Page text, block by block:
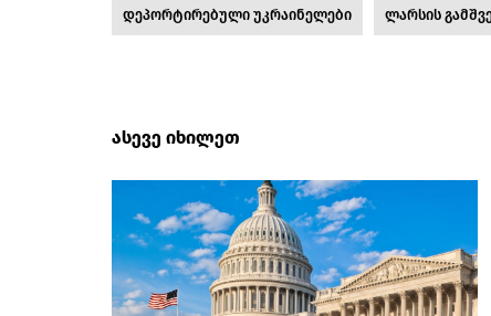
დეპორტირებული უკრაინელები ლარსის
ასევე იხილეთ